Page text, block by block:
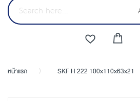
หน้าแรก SKF H 222 100x110x63x21